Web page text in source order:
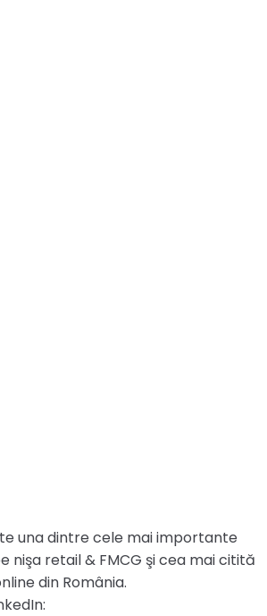
una dintre cele mai importante
nişa retail & FMCG şi cea mai citită
din România.